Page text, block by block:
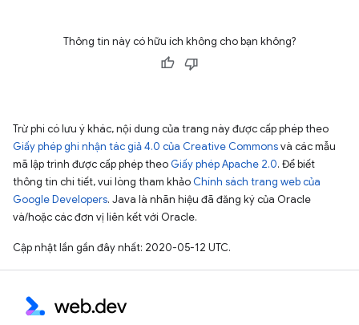
Thông tin này có hữu ích không cho bạn không?
Trừ phi có lưu ý khác, nội dung của trang này được cấp phép theo
Giấy phép ghi nhận tác giả 4.0 của Creative Commonsvà các mẫu
mã lập trình được cấp phép theo Giấy phép Apache 2.0. Để biết
thông tin chi tiết, vui lòng tham khảo Chính sách trang web của
Google Developers. Java là nhãn hiệu đã đăng ký của Oracle
và/hoặc các đơn vị liên kết với Oracle.
Cập nhật lần gần đây nhất: 2020-05-12 UTC.